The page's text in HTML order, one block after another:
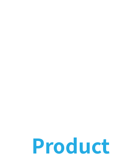
Product